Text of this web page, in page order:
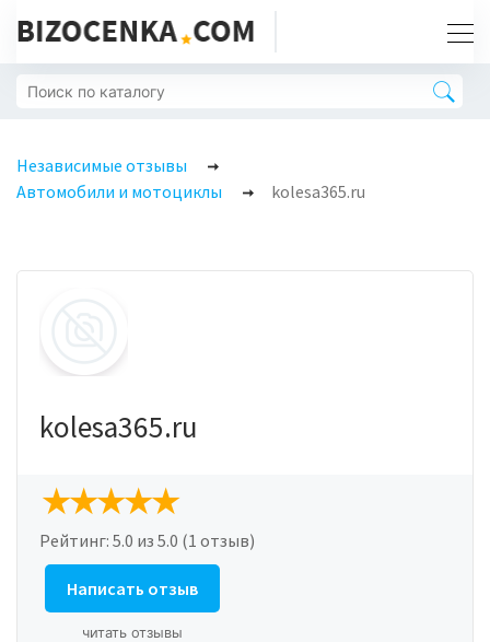
Независимые отзывы
Автомобили и мотоциклы
kolesa365.ru
kolesa365.ru
Рейтинг: 5.0 из 5.0 (1 отзыв)
Написать отзыв
читать отзывы